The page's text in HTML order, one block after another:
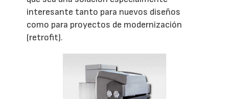
interesante tanto para nuevos diseños
como para proyectos de modernización
(retrofit).